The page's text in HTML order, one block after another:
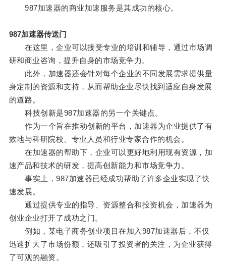
987加速器的商业加速服务是其成功的核心。
987加速器传送门
在这里，企业可以接受专业的培训和辅导，通过市场调
研和商业咨询，提升自身的市场竞争力。
此外，加速器还会针对每个企业的不同发展需求提供量
身定制的资源和支持，从而帮助企业尽快找到适应自身发展
的道路。
科技创新是987加速器的另一个关键点。
作为一个旨在推动创新的平台，加速器为企业提供了有
效地与科研院校、专业人员和行业专家合作的机会。
在加速器的帮助下，企业可以更好地利用现有资源，加
速产品和技术的研发，提高创新能力和市场竞争力。
事实上，987加速器已经成功帮助了许多企业实现了快
速发展。
通过提供专业的指导、资源整合和投资机会，加速器为
创业企业打开了成功之门。
例如，某电子商务创业项目在加入987加速器后，不仅
迅速扩大了市场份额，还吸引了投资者的关注，为企业获得
了可观的融资。